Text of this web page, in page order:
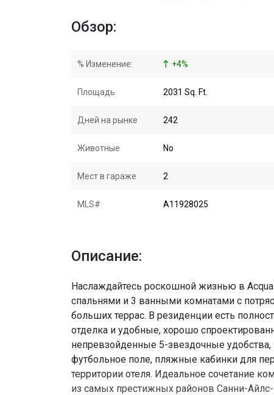
Обзор:
% Изменение: +4%
Площадь 2031 Sq. Ft.
Дней на рынке 242
Животные No
Мест в гараже 2
MLS# A11928025
Описание:
Наслаждайтесь роскошной жизнью в
спальнями и 3 ванными комнатами с
больших террас. В резиденции есть
отделка и удобные, хорошо
непревзойденные 5-звездочные
футбольное поле, пляжные кабинки для
территории отеля. Идеальное сочетание
из самых престижных районов Санни-